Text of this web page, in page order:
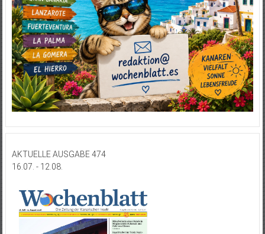
AKTUELLE AUSGABE 474
16.07. - 12.08.